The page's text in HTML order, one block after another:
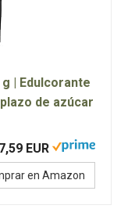
| Edulcorante
de azúcar
EUR
en Amazon